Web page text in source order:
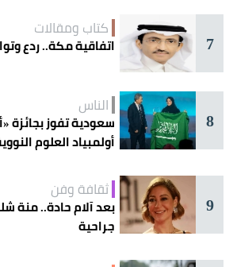
7
كتاب ومقالات
اتفاقية مكة.. ردع
8
الناس
سعودية تفوز
أولمبياد العلوم النووية
9
ثقافة وفن
بعد آلام حادة.. منة
جراحية